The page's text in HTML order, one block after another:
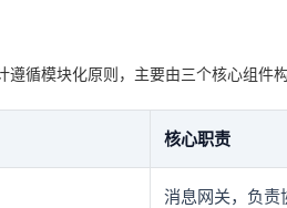
遵循模块化原则，主要由三个核心组
核心职责
消息网关，负责